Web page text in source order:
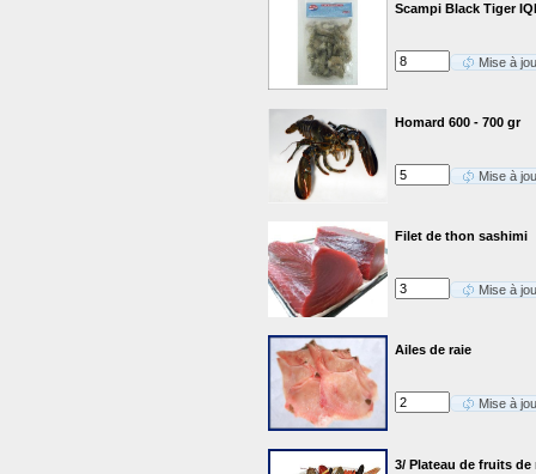
Scampi Black Tiger
Mise à
Homard 600 - 700 gr
Mise à
Filet de thon sashimi
Mise à
Ailes de raie
Mise à
3/ Plateau de fruits de